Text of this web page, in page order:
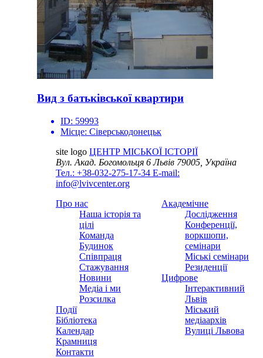
Вид з батьківської квартири
ID: 59993
Місце: Сіверськодонецьк
site logo ЦЕНТР МІСЬКОЇ ІСТОРІЇ
Вул. Акад. Богомольця 6Львів 79005, Україна
Тел.: +38-032-275-17-34 E-mail:
info@lvivcenter.org
Про нас
Наша історія та
цілі
Команда
Будинок
Співпраця
Стажування
Новини
Медіа і ми
Розсилка
Події
Бібліотека
Календар
Крамниця
Контакти
Академічне
Дослідження
Конференції,
воркшопи,
семінари
Міські семінари
Резиденції
Цифрове
Інтерактивний
Львів
Міський
медіаархів
Вулиці Львова